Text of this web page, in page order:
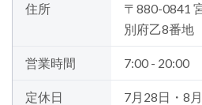
住所
〒880-0841
別府乙8番地
営業時間 7:00 - 20:00
定休日
7月28日・8